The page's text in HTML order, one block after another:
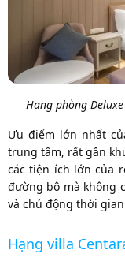
Hạng phòng
Ưu điểm lớn nhất
trung tâm, rất gần
các tiện ích lớn của
đường bộ mà không
và chủ động thời
Hạng villa